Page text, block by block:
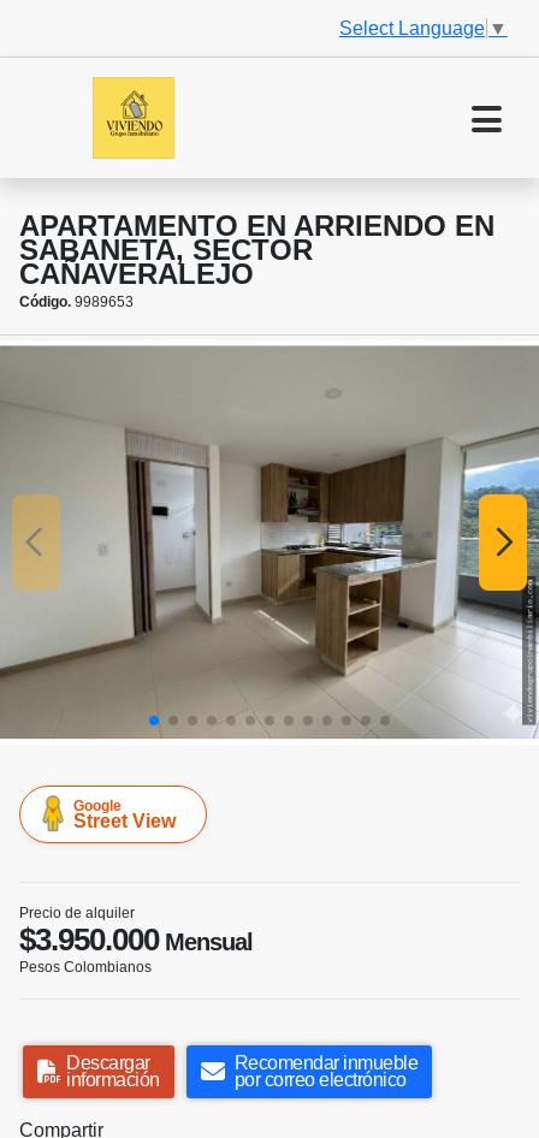
Select Language ▼
APARTAMENTO EN ARRIENDO EN
SABANETA, SECTOR
CAÑAVERALEJO
Código. 9989653
Google
Street View
Precio de alquiler
$3.950.000Mensual
Pesos Colombianos
Descargar
información
Recomendar inmueble
por correo electrónico
Compartir